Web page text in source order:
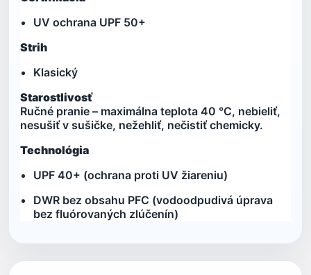
UV ochrana UPF 50+
Strih
Klasický
Starostlivosť
Ručné pranie – maximálna teplota 40 °C, nebieliť,
nesušiť v sušičke, nežehliť, nečistiť chemicky.
Technológia
UPF 40+ (ochrana proti UV žiareniu)
DWR bez obsahu PFC (vodoodpudivá úprava
bez fluórovaných zlúčenín)